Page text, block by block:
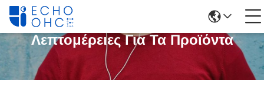
Λεπτομέρειες Για Τα Προϊόντα